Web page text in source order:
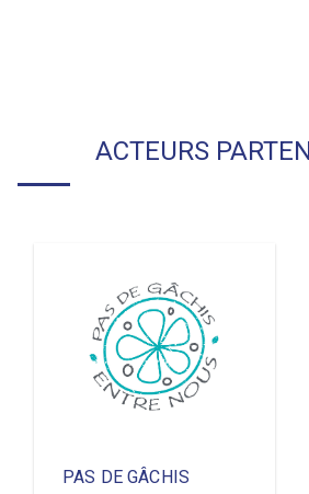
ACTEURS
PAS DE GÂCHIS